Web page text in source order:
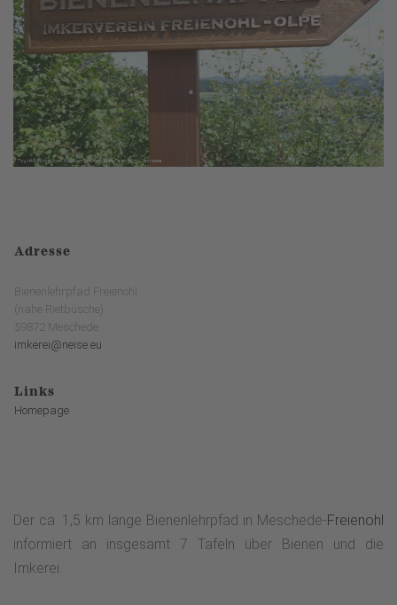
Adresse
Bienenlehrpfad Freienohl
(nähe Rietbüsche)
59872 Meschede
imkerei@neise.eu
Links
Homepage
Der ca. 1,5 km lange Bienenlehrpfad in Meschede-Freienohl
informiert an insgesamt 7 Tafeln über Bienen und die
Imkerei.